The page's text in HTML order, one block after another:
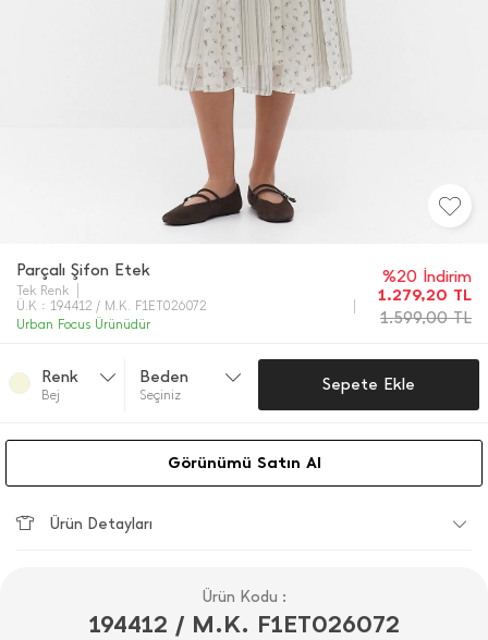
Parçalı Şifon Etek
Tek Renk
Ü.K : 194412 / M.K. F1ET026072
Urban Focus Ürünüdür
%20 İndirim
1.279,20 TL
1.599,00TL
Renk
Bej
Beden
Seçiniz
Sepete Ekle
Görünümü Satın Al
Ürün Detayları
Ürün Kodu :
194412 / M.K. F1ET026072